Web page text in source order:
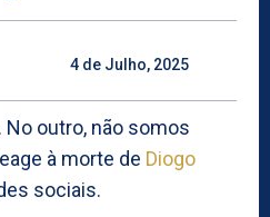
4 de Julho, 2025
outro, não somos
à morte de Diogo
sociais.